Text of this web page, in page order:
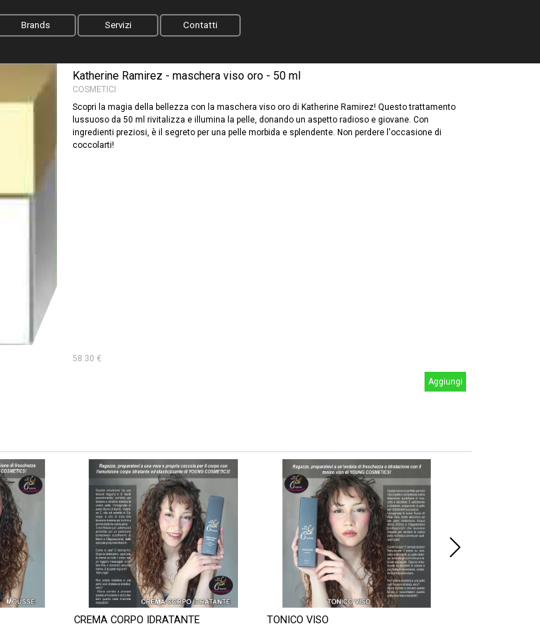
Brands Servizi Contatti
Katherine Ramirez - maschera viso oro - 50 ml
COSMETICI
Scopri la magia della bellezza con la maschera viso oro di Katherine Ramirez! Questo trattamento
lussuoso da 50 ml rivitalizza e illumina la pelle, donando un aspetto radioso e giovane. Con
ingredienti preziosi, è il segreto per una pelle morbida e splendente. Non perdere l'occasione di
coccolarti!
58.30 €
Aggiungi
CREMA CORPO IDRATANTE TONICO VISO